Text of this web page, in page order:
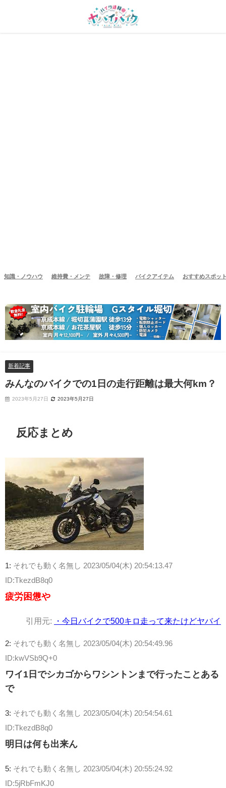
知識・ノウハウ 維持費・メンテ 故障・修理 バイクアイテム おすすめスポッ
新着記事
みんなのバイクでの1日の走行距離は最大何km？
2023年5月27日 2023年5月27日
反応まとめ
1: それでも動く名無し 2023/05/04(木) 20:54:13.47
ID:TkezdB8q0
疲労困憊や
引用元: ・今日バイクで500キロ走って来たけどヤバイ
2: それでも動く名無し 2023/05/04(木) 20:54:49.96
ID:kwVSb9Q+0
ワイ1日でシカゴからワシントンまで行ったことある
で
3: それでも動く名無し 2023/05/04(木) 20:54:54.61
ID:TkezdB8q0
明日は何も出来ん
5: それでも動く名無し 2023/05/04(木) 20:55:24.92
ID:5jRbFmKJ0